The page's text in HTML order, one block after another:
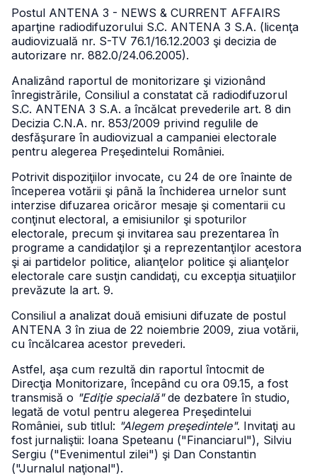
Postul ANTENA 3 - NEWS & CURRENT AFFAIRS
aparţine radiodifuzorului S.C. ANTENA 3 S.A. (licenţa
audiovizuală nr. S-TV 76.1/16.12.2003 şi decizia de
autorizare nr. 882.0/24.06.2005).
Analizând raportul de monitorizare şi vizionând
înregistrările, Consiliul a constatat că radiodifuzorul
S.C. ANTENA 3 S.A. a încălcat prevederile art. 8 din
Decizia C.N.A. nr. 853/2009 privind regulile de
desfăşurare în audiovizual a campaniei electorale
pentru alegerea Preşedintelui României.
Potrivit dispoziţiilor invocate, cu 24 de ore înainte de
începerea votării şi până la închiderea urnelor sunt
interzise difuzarea oricăror mesaje şi comentarii cu
conţinut electoral, a emisiunilor şi spoturilor
electorale, precum şi invitarea sau prezentarea în
programe a candidaţilor şi a reprezentanţilor acestora
şi ai partidelor politice, alianţelor politice şi alianţelor
electorale care susţin candidaţi, cu excepţia situaţiilor
prevăzute la art. 9.
Consiliul a analizat două emisiuni difuzate de postul
ANTENA 3 în ziua de 22 noiembrie 2009, ziua votării,
cu încălcarea acestor prevederi.
Astfel, aşa cum rezultă din raportul întocmit de
Direcţia Monitorizare, începând cu ora 09.15, a fost
transmisă o "Ediţie specială"de dezbatere în studio,
legată de votul pentru alegerea Preşedintelui
României, sub titlul: "Alegem preşedintele". Invitaţi au
fost jurnaliştii: Ioana Speteanu ("Financiarul"), Silviu
Sergiu ("Evenimentul zilei") şi Dan Constantin
("Jurnalul naţional").